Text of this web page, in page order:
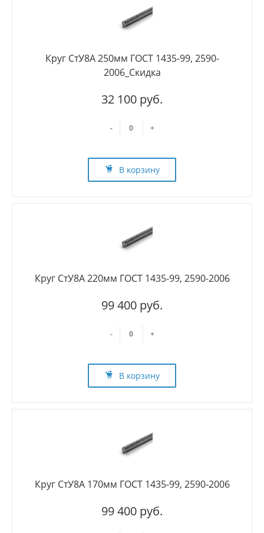
Круг СтУ8А 250мм ГОСТ 1435-99, 2590-
2006_Скидка
32 100 руб.
- +
В корзину
Круг СтУ8А 220мм ГОСТ 1435-99, 2590-2006
99 400 руб.
- +
В корзину
Круг СтУ8А 170мм ГОСТ 1435-99, 2590-2006
99 400 руб.